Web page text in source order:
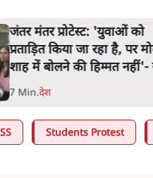
'अमित शाह के संसद में आने पर
विचार करे सरकार': राज्यसभा
सभापति ने केंद्र से कहा
5 Min.देश
Students Protest